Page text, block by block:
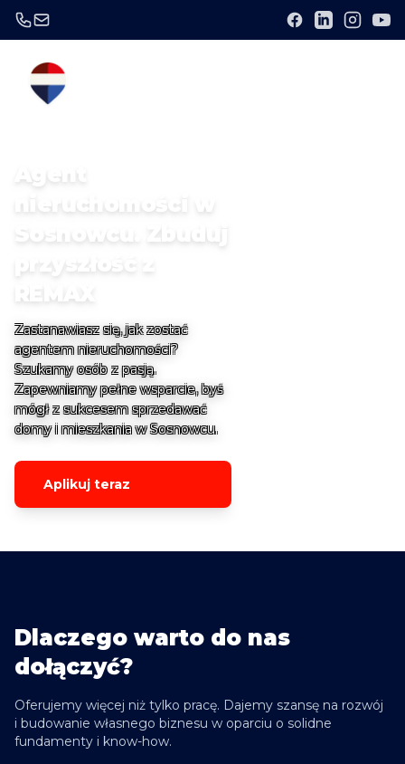
Agent
nieruchomości w
Sosnowcu. Zbuduj
przyszłość z
REMAX
Zastanawiasz się, jak zostać
agentem nieruchomości?
Szukamy osób z pasją.
Zapewniamy pełne wsparcie, byś
mógł z sukcesem sprzedawać
domy i mieszkania w Sosnowcu.
Aplikuj teraz
Dlaczego warto do nas
dołączyć?
Oferujemy więcej niż tylko pracę. Dajemy szansę na rozwój
i budowanie własnego biznesu w oparciu o solidne
fundamenty i know-how.